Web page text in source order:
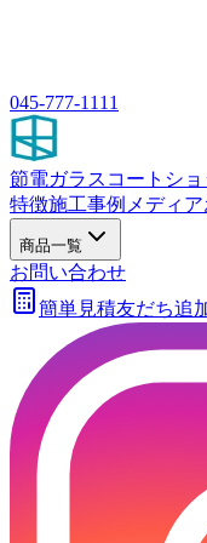
045-777-1111
節電ガラスコートシ
特徴施工事例 メディア
商品一覧
お問い合わせ
簡単見積友だち追